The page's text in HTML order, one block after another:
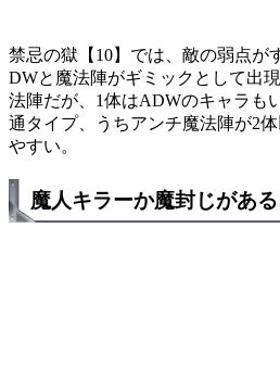
禁忌の獄【10】では、敵の弱点が
DWと魔法陣がギミックとして出
法陣だが、1体はADWのキャラも
通タイプ、うちアンチ魔法陣が2
やすい。
魔人キラーか魔封じがあ